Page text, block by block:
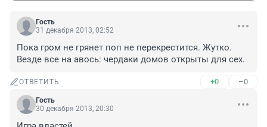
Гость
31 декабря 2013, 02:52
Пока гром не грянет поп не перекрестится. Жутко.
Везде все на авось: чердаки домов открыты для сех.
ОТВЕТИТЬ +0 –0
Гость
30 декабря 2013, 20:30